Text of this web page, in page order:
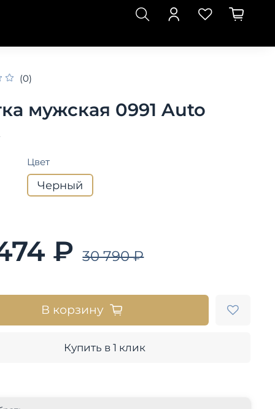
(0)
мужская 0991 Auto
Цвет
Черный
₽ 30 790 ₽
В корзину
Купить в 1 клик